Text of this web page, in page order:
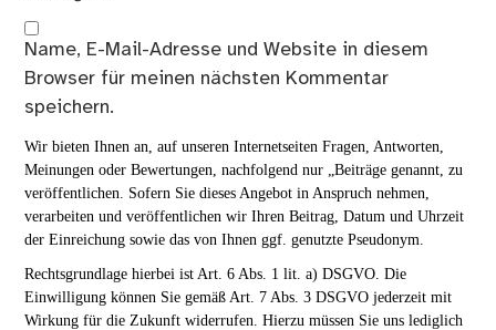
Name, E-Mail-Adresse und Website in diesem
Browser für meinen nächsten Kommentar
speichern.
Wir bieten Ihnen an, auf unseren Internetseiten Fragen, Antworten,
Meinungen oder Bewertungen, nachfolgend nur „Beiträge genannt, zu
veröffentlichen. Sofern Sie dieses Angebot in Anspruch nehmen,
verarbeiten und veröffentlichen wir Ihren Beitrag, Datum und Uhrzeit
der Einreichung sowie das von Ihnen ggf. genutzte Pseudonym.
Rechtsgrundlage hierbei ist Art. 6 Abs. 1 lit. a) DSGVO. Die
Einwilligung können Sie gemäß Art. 7 Abs. 3 DSGVO jederzeit mit
Wirkung für die Zukunft widerrufen. Hierzu müssen Sie uns lediglich